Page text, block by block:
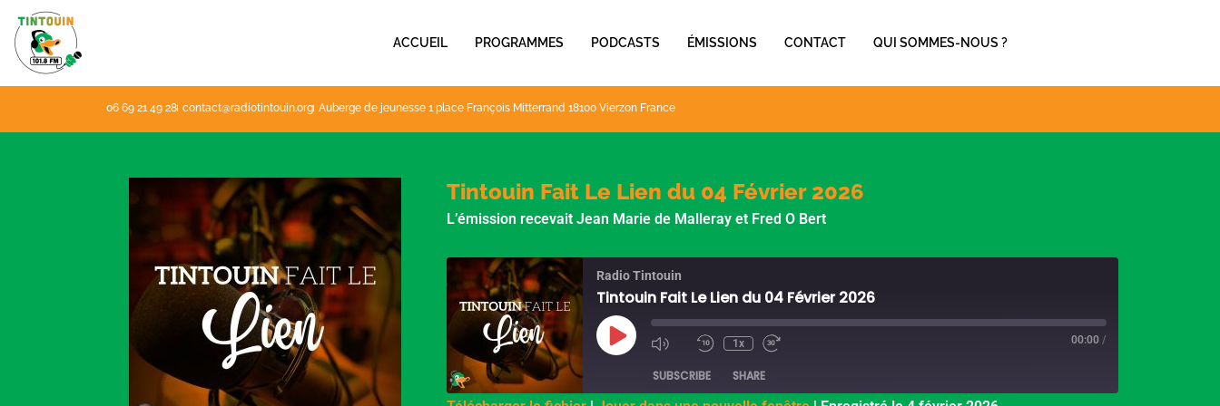
Aller
au
contenu
ACCUEIL PROGRAMMES PODCASTS ÉMISSIONS CONTACT QUI SOMMES-NOUS ?
06 69 21 49 28 contact@radiotintouin.org Auberge de jeunesse 1 place François Mitterrand 18100 Vierzon France
Tintouin Fait Le Lien du 04 Février 2026
L’émission recevait Jean Marie de Malleray et Fred O Bert
Radio Tintouin
Tintouin Fait Le Lien du 04 Février 2026
Play
Episode
1x 00:00 /
SUBSCRIBE SHARE